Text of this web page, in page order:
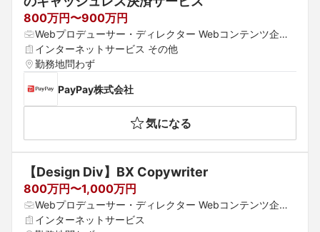
800万円〜900万円
Webプロデューサー・ディレクター Webコンテンツ企
画・編集・ライティング Webデザイナー・UI/UXデザイナ
ー
インターネットサービス その他
勤務地問わず
PayPay株式会社
気になる
【Design Div】BX Copywriter
800万円〜1,000万円
Webプロデューサー・ディレクター Webコンテンツ企
画・編集・ライティング アートディレクター
インターネットサービス